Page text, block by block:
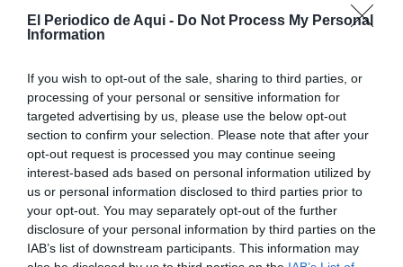
El Periodico de Aqui - Do Not Process My Personal
Information
If you wish to opt-out of the sale, sharing to third parties, or
processing of your personal or sensitive information for
targeted advertising by us, please use the below opt-out
section to confirm your selection. Please note that after your
opt-out request is processed you may continue seeing
interest-based ads based on personal information utilized by
us or personal information disclosed to third parties prior to
your opt-out. You may separately opt-out of the further
disclosure of your personal information by third parties on the
IAB’s list of downstream participants. This information may
Pero Sagunt también mira hacia fuera. El turismo
internacional gana terreno, con presencia destacada
Países Bajos. En enclaves patrimoniales como la Casa
dels Berenguer, este crecimiento ha sido
especialmente visible, confirmando el potencial del
municipio en mercados europeos.